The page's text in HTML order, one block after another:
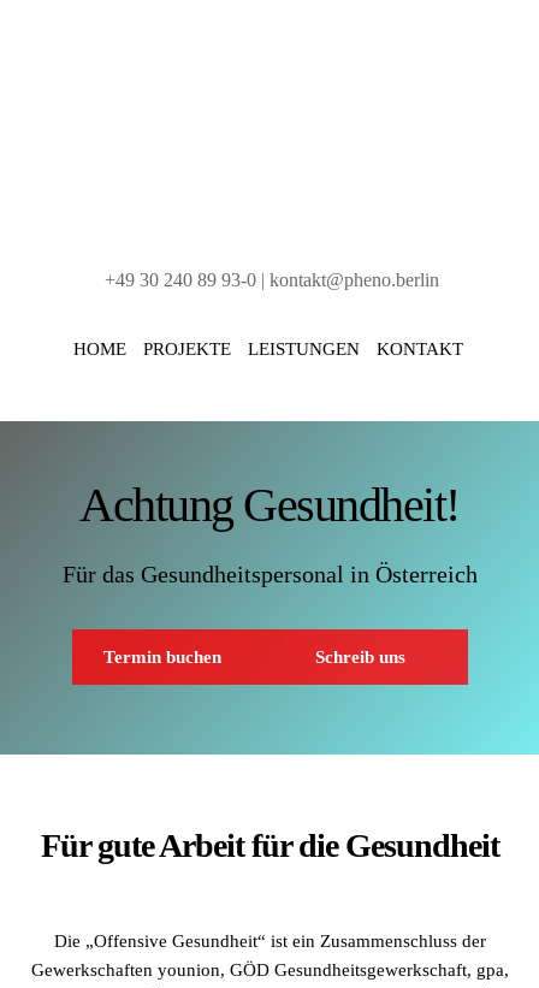
+49 30 240 89 93-0 | kontakt@pheno.berlin
HOME PROJEKTE LEISTUNGEN KONTAKT
Achtung Gesundheit!
Für das Gesundheitspersonal in Österreich
Termin buchen Schreib uns
Für gute Arbeit für die Gesundheit
Die „Offensive Gesundheit“ ist ein Zusammenschluss der
Gewerkschaften younion, GÖD Gesundheitsgewerkschaft, gpa,